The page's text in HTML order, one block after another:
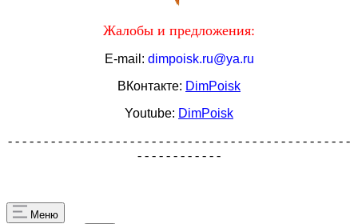
Жалобы и предложения:
E-mail: dimpoisk.ru@ya.ru
ВКонтакте: DimPoisk
Youtube: DimPoisk
- - - - - - - - - - - - - - - - - - - - - - - - - - - - - - - - - - - - - - - - - - - - - - - -
- - - - - - - - - - - -
Меню